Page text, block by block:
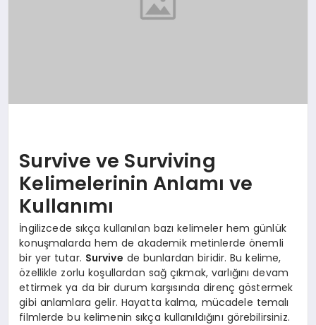
Survive ve Surviving
Kelimelerinin Anlamı ve
Kullanımı
İngilizcede sıkça kullanılan bazı kelimeler hem günlük
konuşmalarda hem de akademik metinlerde önemli
bir yer tutar. Survive de bunlardan biridir. Bu kelime,
özellikle zorlu koşullardan sağ çıkmak, varlığını devam
ettirmek ya da bir durum karşısında direnç göstermek
gibi anlamlara gelir. Hayatta kalma, mücadele temalı
filmlerde bu kelimenin sıkça kullanıldığını görebilirsiniz.